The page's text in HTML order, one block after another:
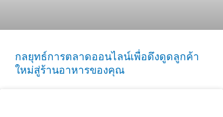
กลยุทธ์การตลาดออนไลน์เพื่อดึงดูดลูกค้า
ใหม่สู่ร้านอาหารของคุณ